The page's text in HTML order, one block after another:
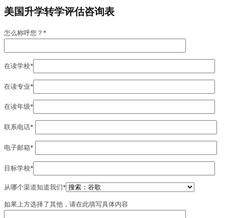
美国升学转学评估咨询表
怎么称呼您？*
在读学校*
在读专业*
在读年级*
联系电话*
电子邮箱*
目标学校*
从哪个渠道知道我们*
如果上方选择了其他，请在此填写具体内容